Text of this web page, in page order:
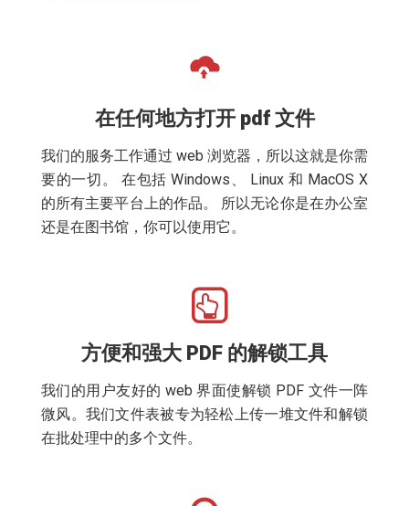
在任何地方打开 pdf 文件
我们的服务工作通过 web 浏览器，所以这就是你需
要的一切。 在包括 Windows、 Linux 和 MacOS X
的所有主要平台上的作品。 所以无论你是在办公室
还是在图书馆，你可以使用它。
方便和强大 PDF 的解锁工具
我们的用户友好的 web 界面使解锁 PDF 文件一阵
微风。我们文件表被专为轻松上传一堆文件和解锁
在批处理中的多个文件。